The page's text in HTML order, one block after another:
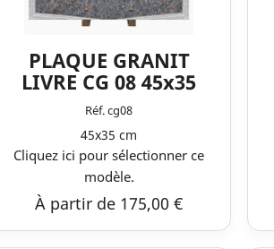
PLAQUE GRANIT
LIVRE CG 08 45x35
Réf. cg08
45x35 cm
Cliquez ici pour sélectionner ce
modèle.
À partir de 175,00 €